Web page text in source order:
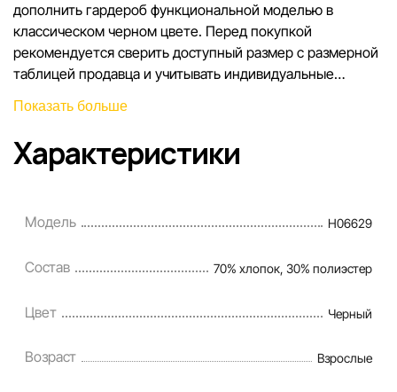
дополнить гардероб функциональной моделью в
классическом черном цвете. Перед покупкой
рекомендуется сверить доступный размер с размерной
таблицей продавца и учитывать индивидуальные
Показать больше
Характеристики
Модель H06629
Состав 70% хлопок, 30% полиэстер
Цвет Черный
Возраст Взрослые